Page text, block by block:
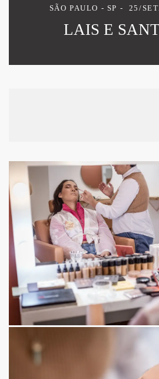
SÃO PAULO - SP
25/
LAIS E